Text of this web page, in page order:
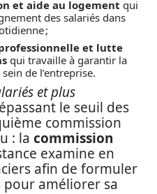
et aide au logement qui
des salariés dans
;
et lutte
qui travaille à garantir la
de l’entreprise.
et plus
le seuil des
commission
: la commission
examine en
afin de formuler
améliorer sa